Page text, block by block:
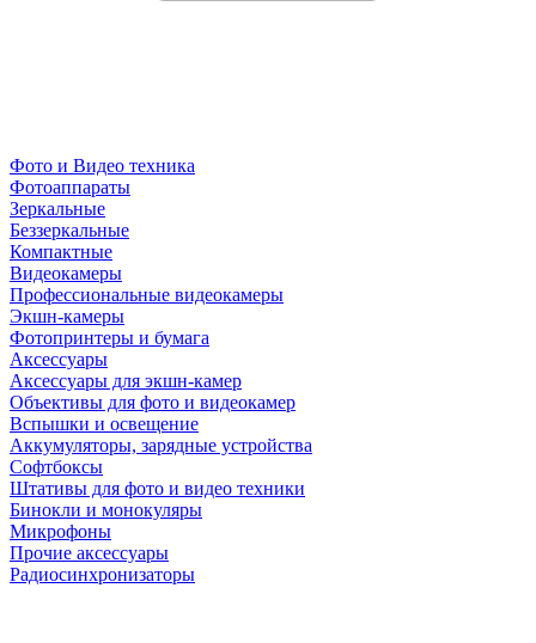
Фото и Видео техника
Фотоаппараты
Зеркальные
Беззеркальные
Компактные
Видеокамеры
Профессиональные видеокамеры
Экшн-камеры
Фотопринтеры и бумага
Аксессуары
Аксессуары для экшн-камер
Объективы для фото и видеокамер
Вспышки и освещение
Аккумуляторы, зарядные устройства
Софтбоксы
Штативы для фото и видео техники
Бинокли и монокуляры
Микрофоны
Прочие аксессуары
Радиосинхронизаторы